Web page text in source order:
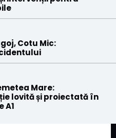
Cotu Mic:
Mare:
lovită și proiectată în
A1